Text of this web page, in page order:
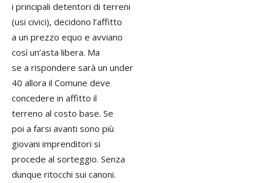
i principali detentori di terreni
(usi civici), decidono l’affitto
a un prezzo equo e avviano
così un’asta libera. Ma
se a rispondere sarà un under
40 allora il Comune deve
concedere in affitto il
terreno al costo base. Se
poi a farsi avanti sono più
giovani imprenditori si
procede al sorteggio. Senza
dunque ritocchi sui canoni.